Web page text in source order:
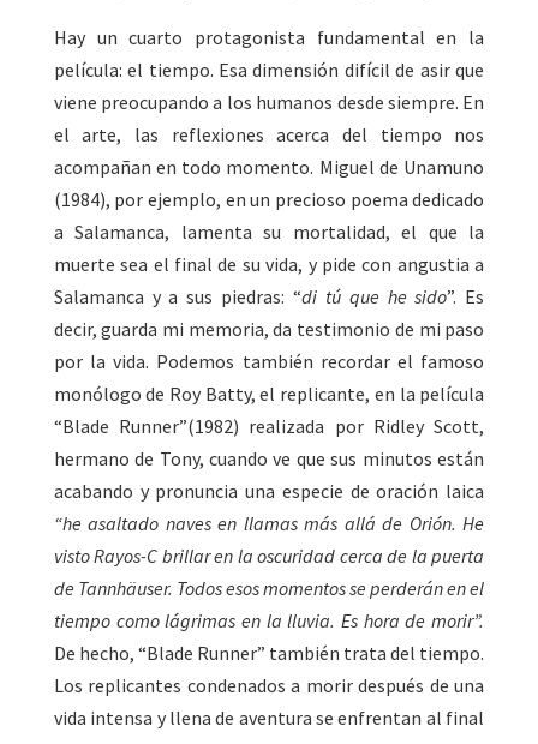
Hay un cuarto protagonista fundamental en la
película: el tiempo. Esa dimensión difícil de asir que
viene preocupando a los humanos desde siempre. En
el arte, las reflexiones acerca del tiempo nos
acompañan en todo momento. Miguel de Unamuno
(1984), por ejemplo, en un precioso poema dedicado
a Salamanca, lamenta su mortalidad, el que la
muerte sea el final de su vida, y pide con angustia a
Salamanca y a sus piedras: “di tú que he sido”. Es
decir, guarda mi memoria, da testimonio de mi paso
por la vida. Podemos también recordar el famoso
monólogo de Roy Batty, el replicante, en la película
“Blade Runner”(1982) realizada por Ridley Scott,
hermano de Tony, cuando ve que sus minutos están
acabando y pronuncia una especie de oración laica
“he asaltado naves en llamas más allá de Orión. He
visto Rayos-C brillar en la oscuridad cerca de la puerta
de Tannhäuser. Todos esos momentos se perderán en el
tiempo como lágrimas en la lluvia. Es hora de morir”.
De hecho, “Blade Runner” también trata del tiempo.
Los replicantes condenados a morir después de una
vida intensa y llena de aventura se enfrentan al final